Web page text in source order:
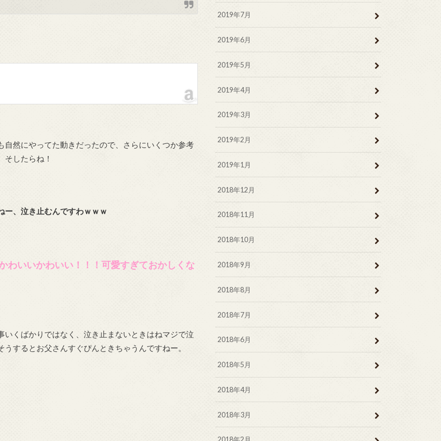
然にやってた動きだったので、さらにいくつか参考
したらね！
ー、泣き止むんですわｗｗｗ
わいいかわいい！！！可愛すぎておかしくな
くばかりではなく、泣き止まないときはねマジで泣
するとお父さんすぐぴんときちゃうんですねー。
2019年7月
2019年6月
2019年5月
2019年4月
2019年3月
2019年2月
2019年1月
2018年12月
2018年11月
2018年10月
2018年9月
2018年8月
2018年7月
2018年6月
2018年5月
2018年4月
2018年3月